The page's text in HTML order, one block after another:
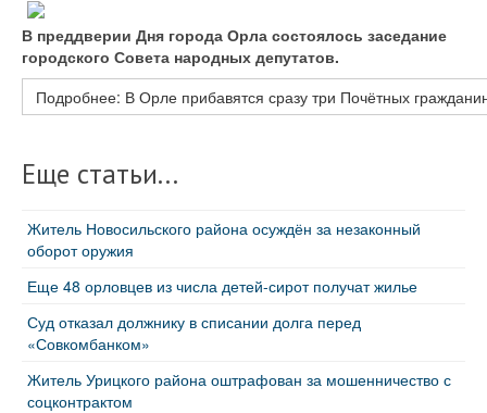
В преддверии Дня города Орла состоялось заседание
городского Совета народных депутатов.
Подробнее: В Орле прибавятся сразу три Почётных
Еще статьи...
Житель Новосильского района осуждён за незаконный
оборот оружия
Еще 48 орловцев из числа детей‑сирот получат жилье
Суд отказал должнику в списании долга перед
«Совкомбанком»
Житель Урицкого района оштрафован за мошенничество с
соцконтрактом